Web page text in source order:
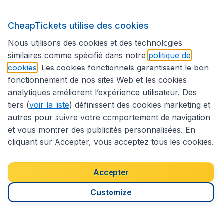
Suivez CheapTickets.be
Déclaration d’accessibilité
Conditions générales
Déclaration de confidentialité
Droits d’auteur © 2026
CheapTickets utilise des cookies
Nous utilisons des cookies et des technologies
similaires comme spécifié dans notre politique de
cookies . Les cookies fonctionnels garantissent le bon
fonctionnement de nos sites Web et les cookies
analytiques améliorent l’expérience utilisateur. Des
tiers (voir la liste) définissent des cookies marketing et
autres pour suivre votre comportement de navigation
et vous montrer des publicités personnalisées. En
cliquant sur Accepter, vous acceptez tous les cookies.
Accepter
Customize